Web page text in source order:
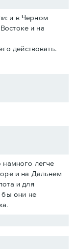
и в Черном
и на
действовать.
легче
и на Дальнем
и для
бы они не